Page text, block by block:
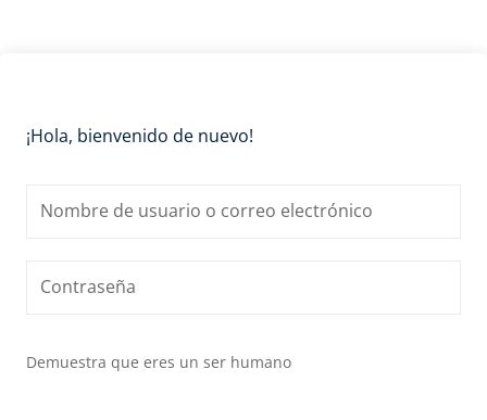
¡Hola, bienvenido de nuevo!
Demuestra que eres un ser humano